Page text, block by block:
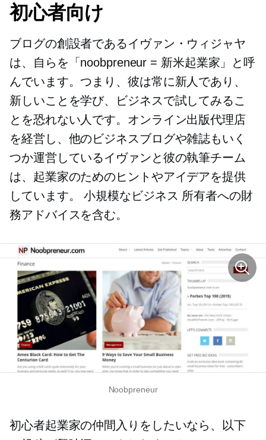
初心者向け
ブログの創設者であるイヴァン・ウィジャヤ
は、自らを「noobpreneur = 新米起業家」と呼
んでいます。つまり、彼は常に新人であり、
新しいことを学び、ビジネスで試してみるこ
とを恐れない人です。オンライン出版代理店
を経営し、他のビジネスブログや雑誌もいく
つか運営しているイヴァンと彼の執筆チーム
は、起業家のためのヒントやアイデアを提供
しています。小規模なビジネス 所有者への財
務アドバイスを含む。
Noobpreneur
初心者起業家の仲間入りをしたいなら、以下